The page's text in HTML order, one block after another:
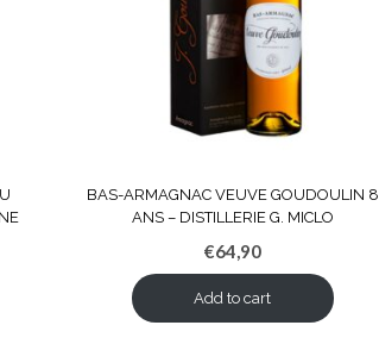
BAS-ARMAGNAC VEUVE GOUDOULIN 8
ANS – DISTILLERIE G. MICLO
€64,90
Add to cart